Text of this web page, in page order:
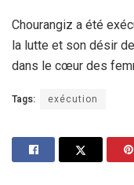
Chourangiz a été
la lutte et son désir
dans le cœur des
Tags: exécution